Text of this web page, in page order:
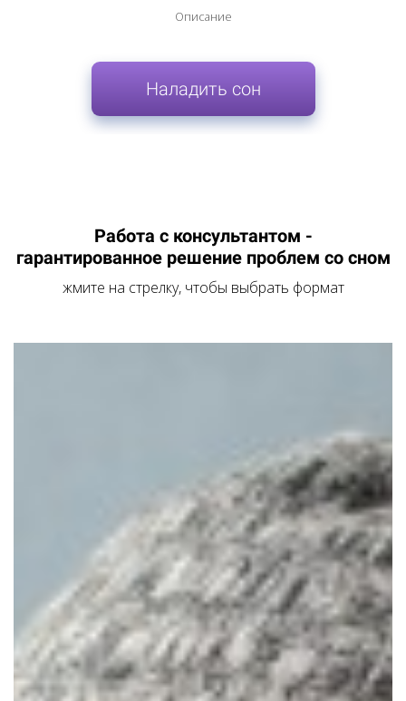
Описание
Наладить сон
Работа с консультантом -
гарантированное решение проблем со сном
жмите на стрелку, чтобы выбрать формат